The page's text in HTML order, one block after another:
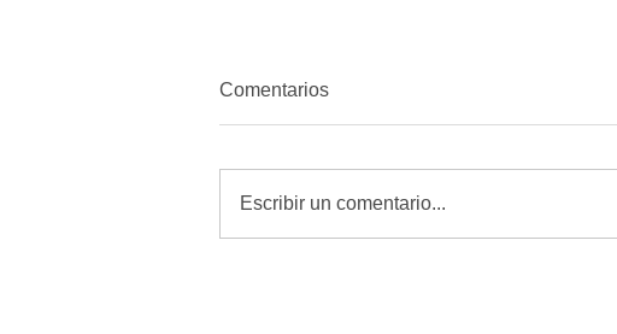
Comentarios
Escribir un comentario...